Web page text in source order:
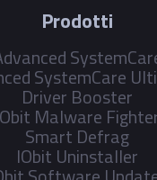
Prodotti
SystemCare
Driver Booster
Malware
Smart Defrag
IObit Uninstaller